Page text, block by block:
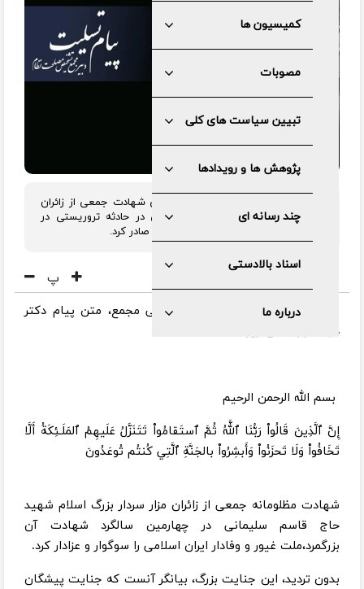
کمیسیون ها
مصوبات
تبیین سیاست های کلی
پژوهش ها و رویدادها
چند رسانه ای
اسناد بالادستی
درباره ما
دبیر مجمع تشخیص ملحت نظام درپی شهادت جمعی از زائران
مزار سردار شهید حاج قاسم سلیمانی در حادثه تروریستی در
مسیر گلزار شهدای کرمان، پیام تسلیتی صادر کرد.
پ
به گزارش مرکز رسانه و روابط عمومی مجمع، متن پیام دکتر
ذوالقدر به شرح زیر است:
بسم الله الرحمن الرحیم
إِنَّ ٱلَّذِينَ قَالُواْ رَبُّنَا ٱللَّهُ ثُمَّ ٱستَقامُواْ تَتَنَزَّلُ عَلَيهِمُ ٱلمَلَـئِكَةُ أَلَّا
تَخَافُواْ وَلَا تَحزَنُواْ وَأَبشِرُواْ بالجَنَّةِ ٱلَّتِي كُنتُم تُوعَدُونَ
شهادت مظلومانه جمعی از زائران مزار سردار بزرگ اسلام شهید
حاج قاسم سلیمانی در چهارمین سالگرد شهادت آن
بزرگمرد،ملت غیور و وفادار ایران اسلامی را سوگوار و عزادار کرد.
بدون تردید، این جنایت بزرگ، بیانگر آنست که جنایت پیشگان